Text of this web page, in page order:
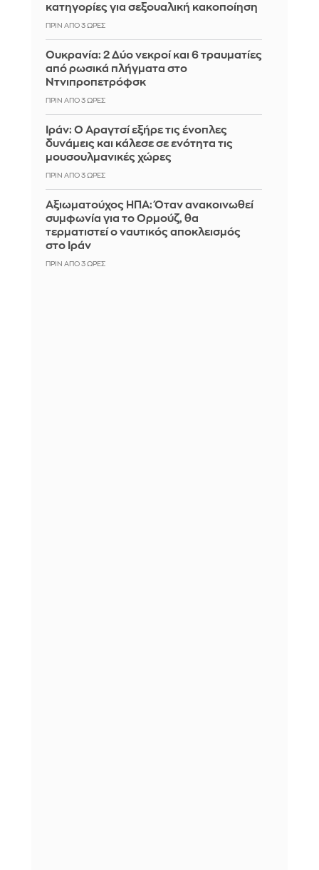
κατηγορίες για σεξουαλική κακοποίηση
ΠΡΙΝ ΑΠΌ 3 ΏΡΕΣ
Ουκρανία: 2 Δύο νεκροί και 6 τραυματίες
από ρωσικά πλήγματα στο
Ντνιπροπετρόφσκ
ΠΡΙΝ ΑΠΌ 3 ΏΡΕΣ
Ιράν: Ο Αραγτσί εξήρε τις ένοπλες
δυνάμεις και κάλεσε σε ενότητα τις
μουσουλμανικές χώρες
ΠΡΙΝ ΑΠΌ 3 ΏΡΕΣ
Αξιωματούχος ΗΠΑ: Όταν ανακοινωθεί
συμφωνία για το Ορμούζ, θα
τερματιστεί ο ναυτικός αποκλεισμός
στο Ιράν
ΠΡΙΝ ΑΠΌ 3 ΏΡΕΣ